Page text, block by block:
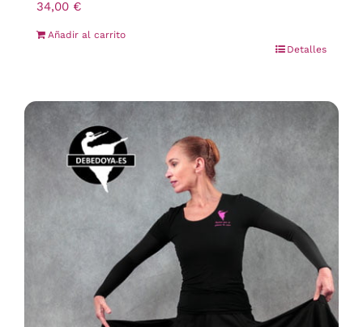
34,00 €
Añadir al carrito
Detalles